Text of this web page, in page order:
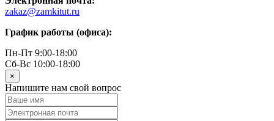
zakaz@zamkitut.ru
График работы (офиса):
Пн-Пт 9:00-18:00
Сб-Вс 10:00-18:00
×
Напишите нам свой вопрос